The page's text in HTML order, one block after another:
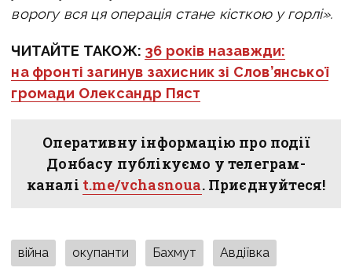
ворогу вся ця операція стане кісткою у горлі».
ЧИТАЙТЕ ТАКОЖ: 36 років назавжди:
на фронті загинув захисник зі Слов’янської
громади Олександр Пяст
Оперативну інформацію про події
Донбасу публікуємо у телеграм-
каналі t.me/vchasnoua. Приєднуйтеся!
війна окупанти Бахмут Авдіївка